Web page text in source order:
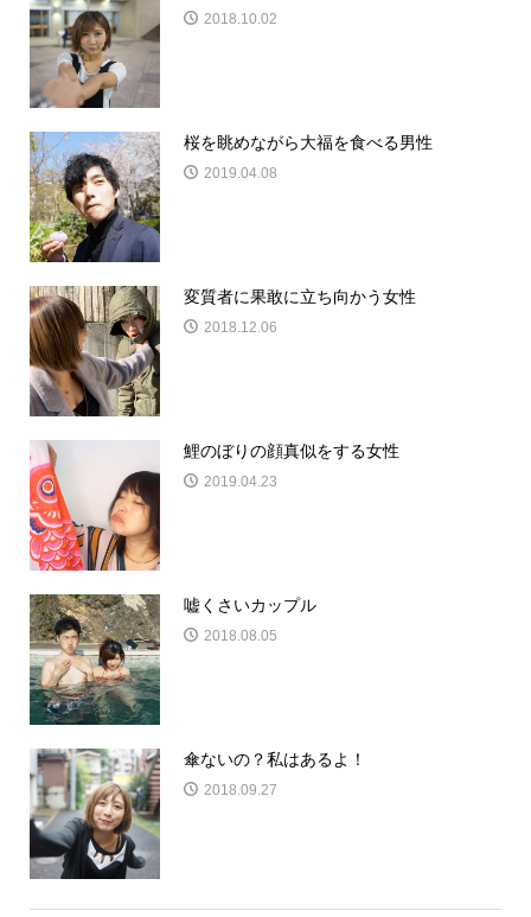
2018.10.02
桜を眺めながら大福を食べる男性
2019.04.08
変質者に果敢に立ち向かう女性
2018.12.06
鯉のぼりの顔真似をする女性
2019.04.23
嘘くさいカップル
2018.08.05
傘ないの？私はあるよ！
2018.09.27